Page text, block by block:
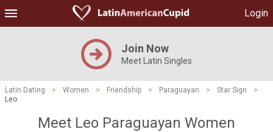
Login
Join Now
Meet Latin Singles
Latin Dating > Women > Friendship > Paraguayan > Star Sign
>
Leo
Meet Leo Paraguayan Women